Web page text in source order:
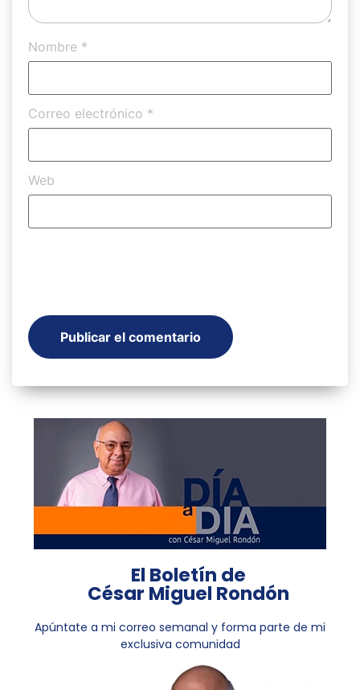
Nombre *
Correo electrónico *
Web
El Boletín de
César Miguel Rondón
Apúntate a mi correo semanal y forma parte de mi
exclusiva comunidad